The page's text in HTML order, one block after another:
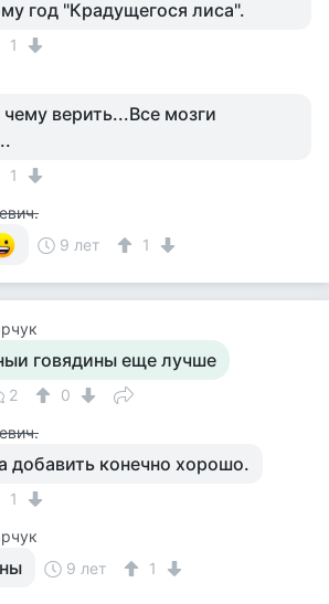
год "Крадущегося лиса".
1
верить...Все мозги
1
9 лет
1
говядины еще лучше
2 0
добавить конечно хорошо.
1
9 лет 1